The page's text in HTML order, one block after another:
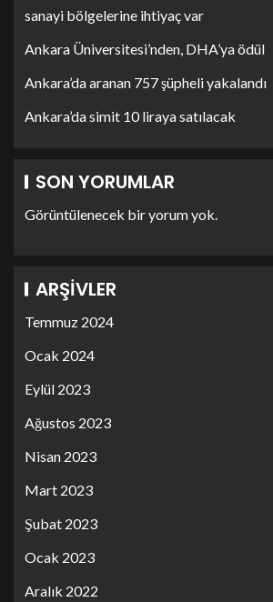
sanayi bölgelerine ihtiyaç var
Ankara Üniversitesi’nden, DHA’ya ödül
Ankara’da aranan 757 şüpheli yakalandı
Ankara’da simit 10 liraya satılacak
SON YORUMLAR
Görüntülenecek bir yorum yok.
ARŞIVLER
Temmuz 2024
Ocak 2024
Eylül 2023
Ağustos 2023
Nisan 2023
Mart 2023
Şubat 2023
Ocak 2023
Aralık 2022